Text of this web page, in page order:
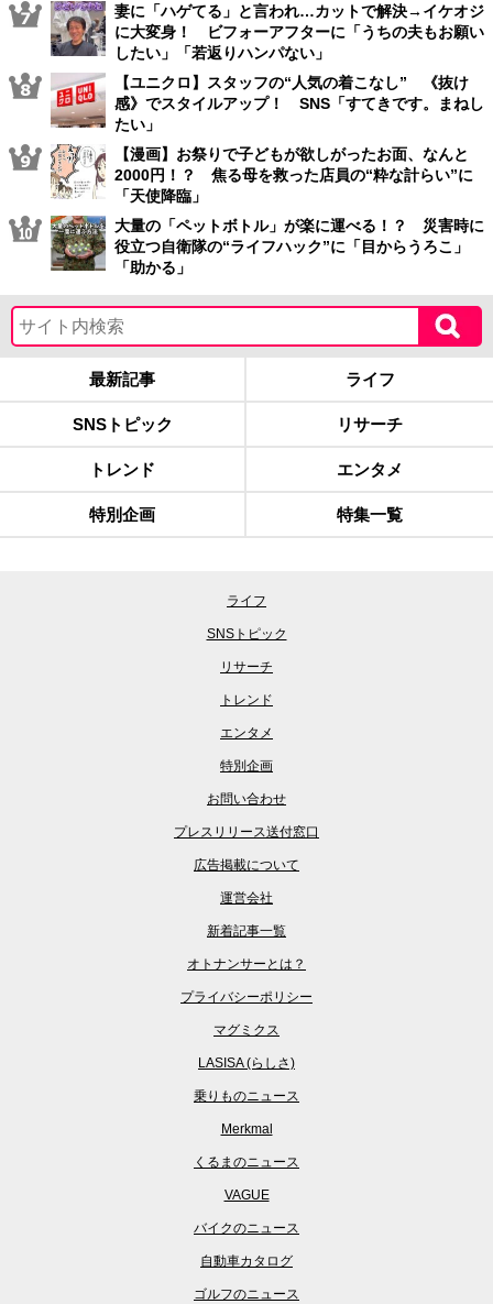
妻に「ハゲてる」と言われ…カットで解決→イケオジ
に大変身！ ビフォーアフターに「うちの夫もお願い
したい」「若返りハンパない」
【ユニクロ】スタッフの“人気の着こなし” 《抜け
感》でスタイルアップ！ SNS「すてきです。まねし
たい」
【漫画】お祭りで子どもが欲しがったお面、なんと
2000円！？ 焦る母を救った店員の“粋な計らい”に
「天使降臨」
大量の「ペットボトル」が楽に運べる！？ 災害時に
役立つ自衛隊の“ライフハック”に「目からうろこ」
「助かる」
最新記事 ライフ
SNSトピック リサーチ
トレンド エンタメ
特別企画 特集一覧
ライフ
SNSトピック
リサーチ
トレンド
エンタメ
特別企画
お問い合わせ
プレスリリース送付窓口
広告掲載について
運営会社
新着記事一覧
オトナンサーとは？
プライバシーポリシー
マグミクス
LASISA (らしさ)
乗りものニュース
Merkmal
くるまのニュース
VAGUE
バイクのニュース
自動車カタログ
ゴルフのニュース